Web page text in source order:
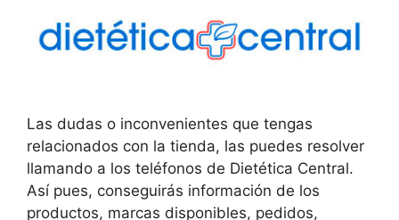
Las dudas o inconvenientes que tengas
relacionados con la tienda, las puedes resolver
llamando a los teléfonos de Dietética Central.
Así pues, conseguirás información de los
productos, marcas disponibles, pedidos,